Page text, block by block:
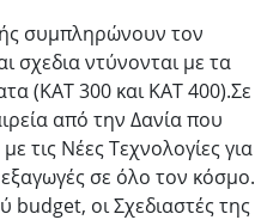
συμπληρώνουν τον
σχεδια ντύνονται με τα
(ΚΑΤ 300 και ΚΑΤ 400).Σε
από την Δανία που
τις Νέες Τεχνολογίες για
εξαγωγές σε όλο τον κόσμο.
οι Σχεδιαστές της